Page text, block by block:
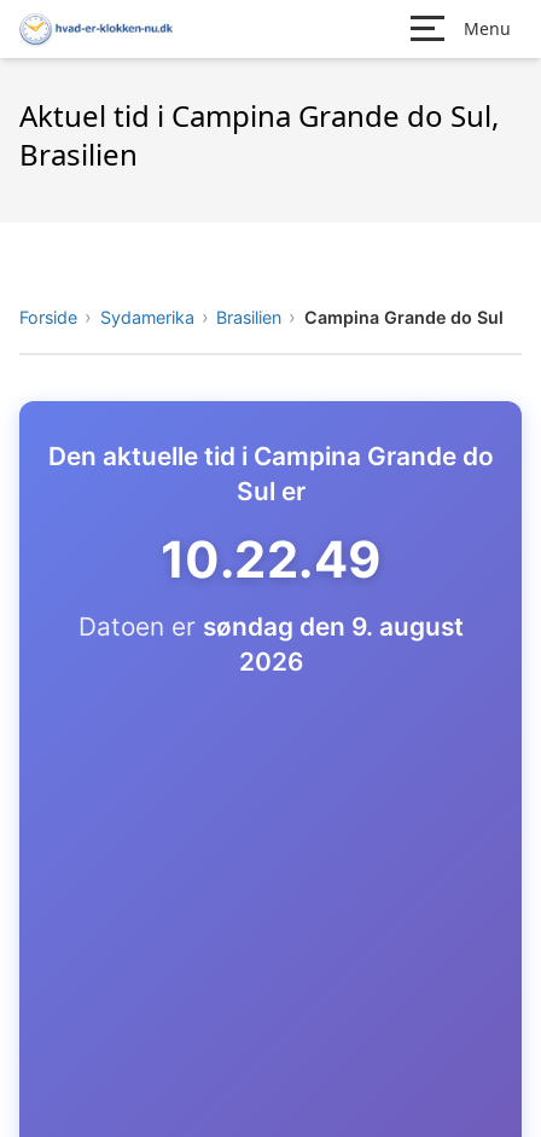
Menu
Aktuel tid i Campina Grande do Sul,
Brasilien
Forside Sydamerika Brasilien Campina Grande do Sul
Den aktuelle tid i Campina Grande do
Sul er
10.22.50
Datoen er søndag den 9. august
2026